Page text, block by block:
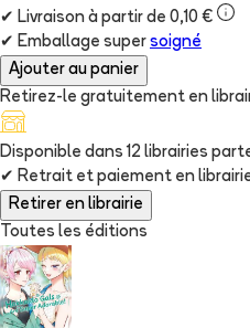
✔ Livraison à partir de 0,10 €
✔ Emballage super soigné
Ajouter au panier
Retirez-le gratuitement en
Disponible dans 12 librairies
✔ Retrait et paiement en
Retirer en librairie
Toutes les éditions